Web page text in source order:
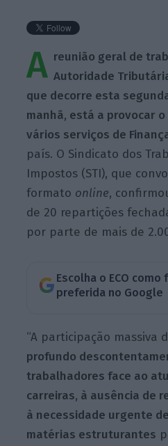
A reunião geral de
Autoridade
que decorre esta
manhã, está a provocar
vários serviços de
país. O Sindicato dos
Impostos (STI), que
formato online,
de 20 repartições
por parte de mais de
Escolha o ECO como
preferida no Google
“A participação massiva
profundo
trabalhadores face ao
carreiras, à ausência de
à necessidade urgente
matérias estruturantes